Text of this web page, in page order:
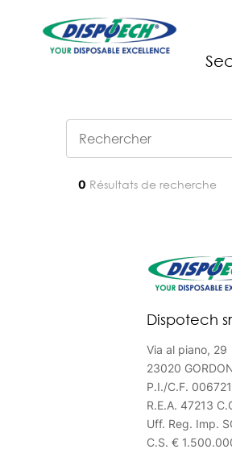
0 Résultats de recherche
Dispotech
Via al piano, 29
23020
P.I./C.F.
R.E.A. 47213
Uff. Reg. Imp.
C.S. €